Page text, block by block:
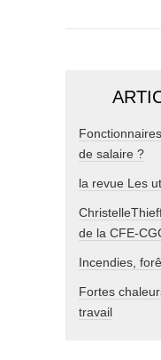
de salaire ?
la revue Les
de la CFE-
Incendies,
Fortes
travail